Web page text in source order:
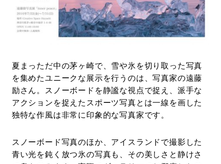
#LIFESTYLE #SNEAKER #OUTDOOR
#SPORTS #HANDSOME HANDBOOK
夏まっただ中の茅ヶ崎で、雪や氷を切り取った写真
を集めたユニークな展示を行うのは、写真家の遠藤
励さん。スノーボードを静謐な視点で捉え、派手な
アクションを捉えたスポーツ写真とは一線を画した
独特な作風は非常に印象的な写真家です。
スノーボード写真のほか、アイスランドで撮影した
青い光を鈍く放つ氷の写真も、その美しさと静けさ